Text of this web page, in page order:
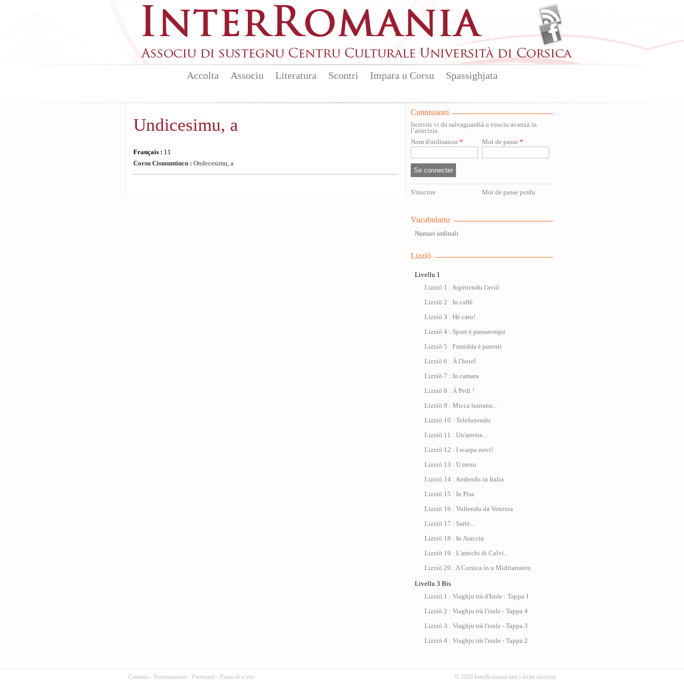
Accolta Associu Literatura Scontri Impara u Corsu Spassighjata
Undicesimu, a
Français : 11
Corsu Cismuntincu : Ondecesimu, a
Cunnissioni
Iscriviti vi da salvaguardià u vosciu avanzà in
l’asircizia.
Nom d'utilisateur* Mot de passe *
S'inscrire Mot de passe perdu
Vucabulariu
Numari urdinali
Lizziò
Livellu 1
Lizziò 1 : Aspittendu l'aviò
Lizziò 2 : In caffè
Lizziò 3 : Hè caru!
Lizziò 4 : Sport è passatempu
Lizziò 5 : Famidda è parenti
Lizziò 6 : À l'hotel
Lizziò 7 : In camara
Lizziò 8 : À Pedi !
Lizziò 9 : Micca luntanu...
Lizziò 10 : Telefunendu
Lizziò 11 : Un'arretta...
Lizziò 12 : I scarpa novi!
Lizziò 13 : U trenu
Lizziò 14 : Andendu in Italia
Lizziò 15 : In Pisa
Lizziò 16 : Vultendu da Venezia
Lizziò 17 : Sartè...
Lizziò 18 : In Aiacciu
Lizziò 19 : L'amichi di Calvi...
Lizziò 20 : A Corsica in u Miditarraniu
Livellu 3 Bis
Lizziò 1 : Viaghju trà d'Isule : Tappa 1
Lizziò 2 : Viaghju trà l'isule - Tappa 4
Lizziò 3 : Viaghju trà l'isule - Tappa 3
Lizziò 4 : Viaghju trà l'isule - Tappa 2
Cuntattu - Presentazione - Partenarii - Pianu di u situ © 2026 InterRomania tutti i diritti riservati